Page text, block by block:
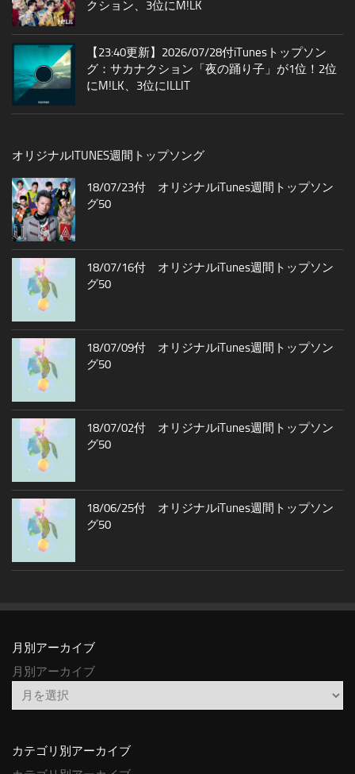
クション、3位にM!LK
【23:40更新】2026/07/28付iTunesトップソン
グ：サカナクション「夜の踊り子」が1位！2位
にM!LK、3位にILLIT
オリジナルITUNES週間トップソング
18/07/23付 オリジナルiTunes週間トップソン
グ50
18/07/16付 オリジナルiTunes週間トップソン
グ50
18/07/09付 オリジナルiTunes週間トップソン
グ50
18/07/02付 オリジナルiTunes週間トップソン
グ50
18/06/25付 オリジナルiTunes週間トップソン
グ50
月別アーカイブ
月別アーカイブ
カテゴリ別アーカイブ